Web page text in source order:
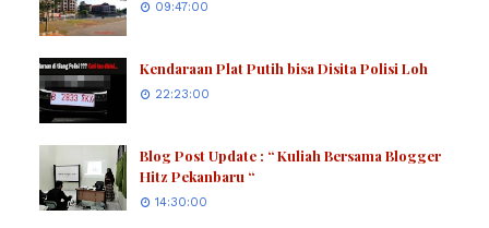
09:47:00
Kendaraan Plat Putih bisa Disita Polisi Loh
22:23:00
Blog Post Update : “ Kuliah Bersama Blogger
Hitz Pekanbaru “
14:30:00